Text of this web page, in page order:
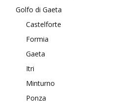
Golfo di Gaeta
Castelforte
Formia
Gaeta
Itri
Minturno
Ponza